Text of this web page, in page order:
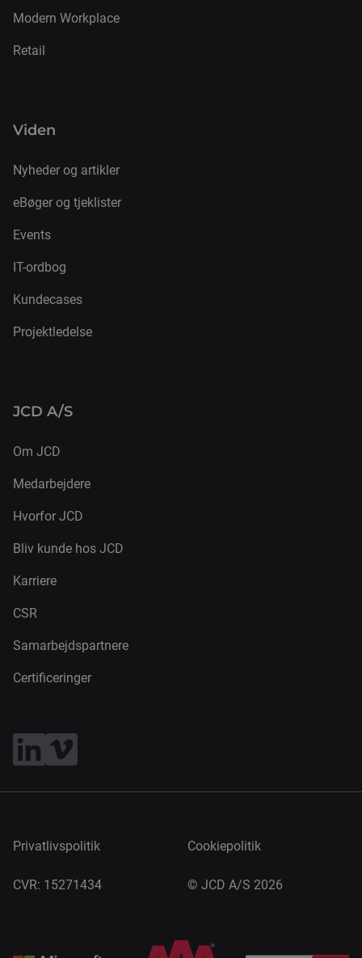
Modern Workplace
Retail
Viden
Nyheder og artikler
eBøger og tjeklister
Events
IT-ordbog
Kundecases
Projektledelse
JCD A/S
Om JCD
Medarbejdere
Hvorfor JCD
Bliv kunde hos JCD
Karriere
CSR
Samarbejdspartnere
Certificeringer
Privatlivspolitik Cookiepolitik
CVR: 15271434 © JCD A/S 2026